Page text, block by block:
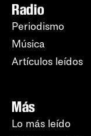
Radio
Periodismo
Música
Artículos leídos
Más
Lo más leído